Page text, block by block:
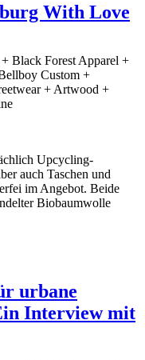
With Love
Black Forest Apparel +
Custom +
+ Artwood +
Upcycling-
auch Taschen und
im Angebot. Beide
Biobaumwolle
urbane
Interview mit